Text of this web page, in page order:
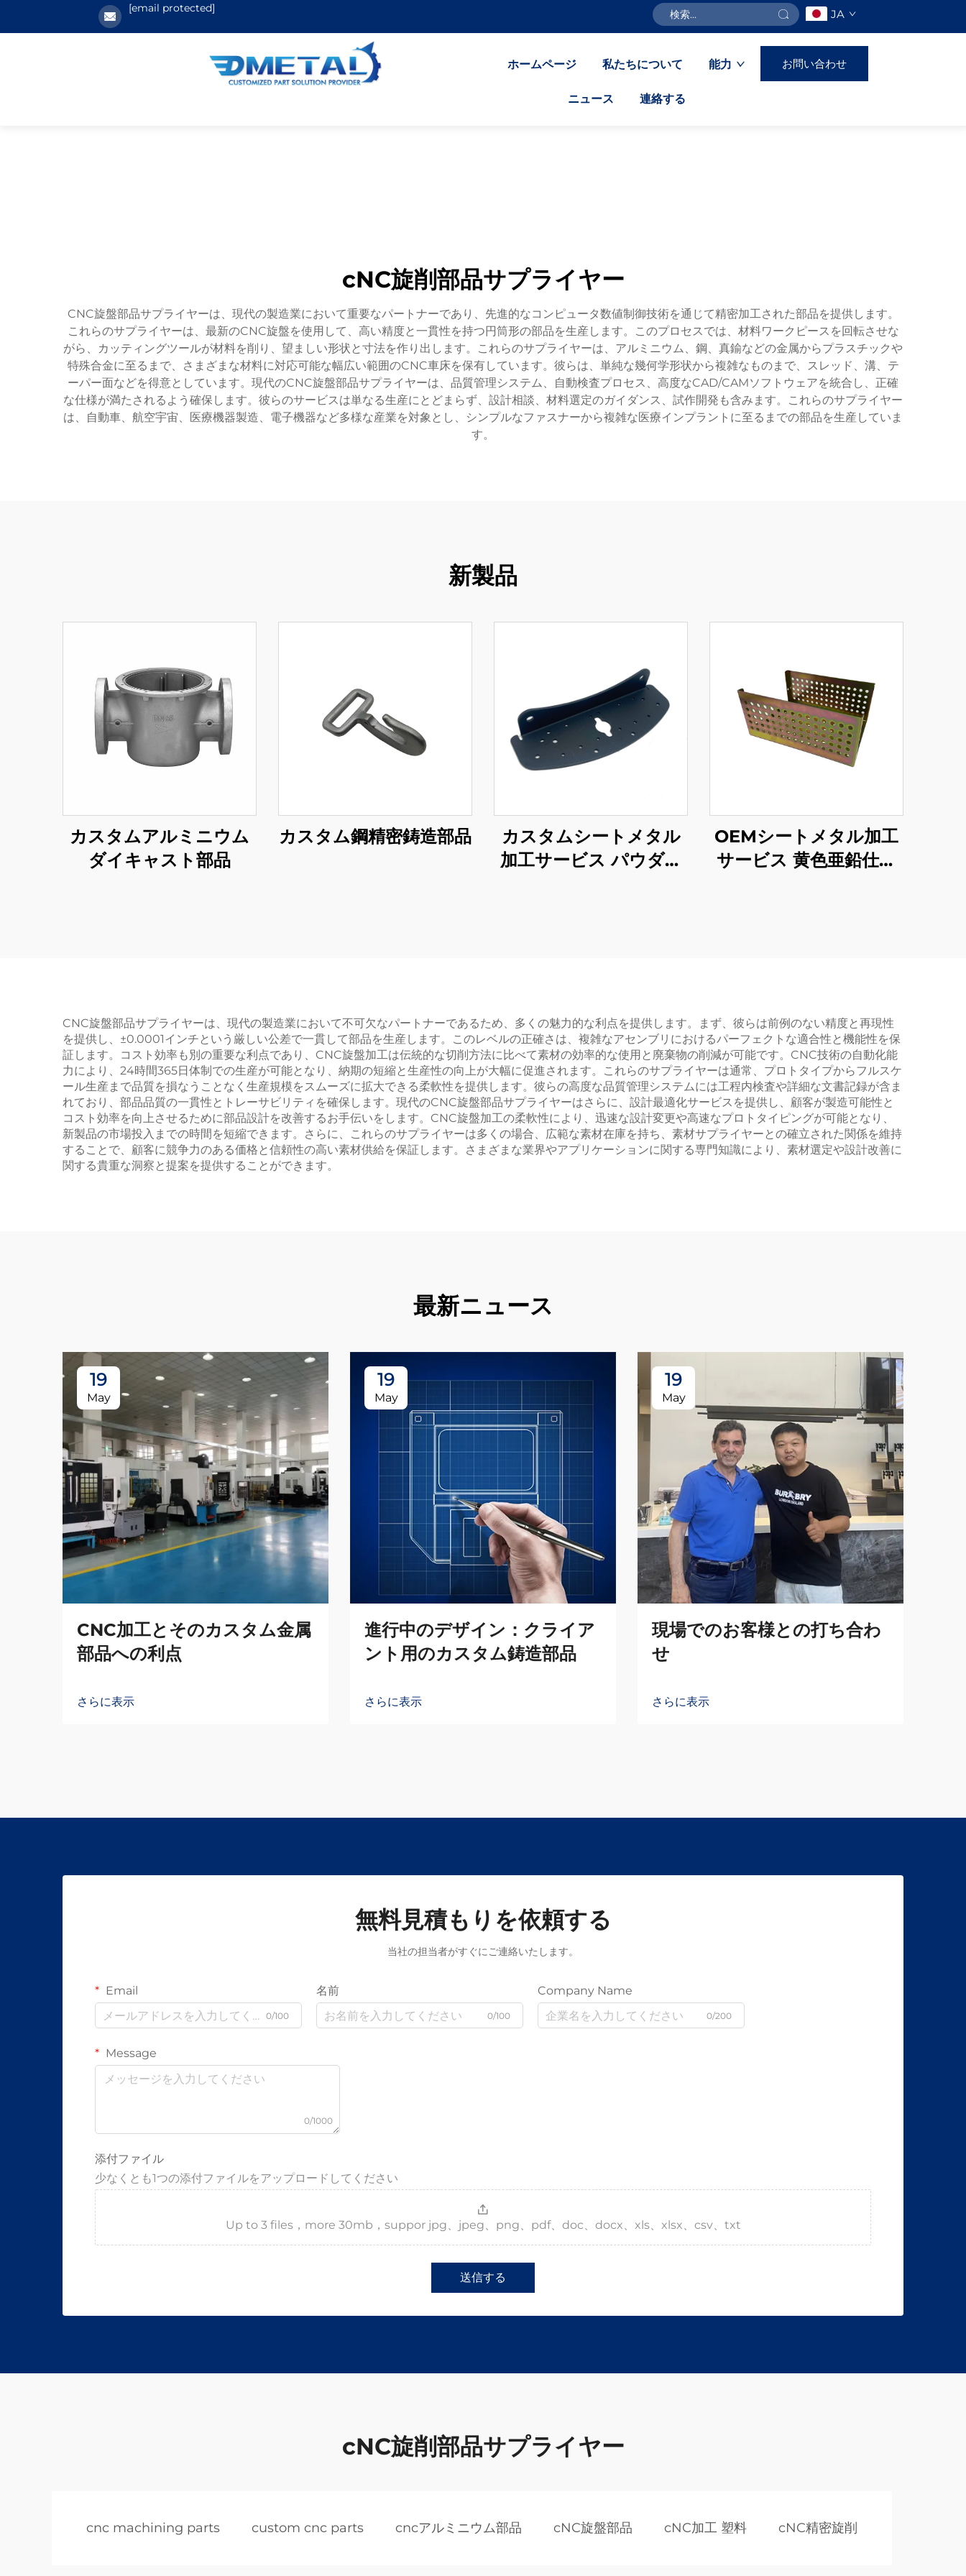
[email protected] JA
ホームページ 私たちについて 能力
ニュース 連絡する
お問い合わせ
cNC旋削部品サプライヤー
CNC旋盤部品サプライヤーは、現代の製造業において重要なパートナーであり、先進的なコンピュータ数値制御技術を通じて精密加工された部品を提供します。
これらのサプライヤーは、最新のCNC旋盤を使用して、高い精度と一貫性を持つ円筒形の部品を生産します。このプロセスでは、材料ワークピースを回転させな
がら、カッティングツールが材料を削り、望ましい形状と寸法を作り出します。これらのサプライヤーは、アルミニウム、鋼、真鍮などの金属からプラスチックや
特殊合金に至るまで、さまざまな材料に対応可能な幅広い範囲のCNC車床を保有しています。彼らは、単純な幾何学形状から複雑なものまで、スレッド、溝、テ
ーパー面などを得意としています。現代のCNC旋盤部品サプライヤーは、品質管理システム、自動検査プロセス、高度なCAD/CAMソフトウェアを統合し、正確
な仕様が満たされるよう確保します。彼らのサービスは単なる生産にとどまらず、設計相談、材料選定のガイダンス、試作開発も含みます。これらのサプライヤー
は、自動車、航空宇宙、医療機器製造、電子機器など多様な産業を対象とし、シンプルなファスナーから複雑な医療インプラントに至るまでの部品を生産していま
す。
新製品
カスタムアルミニウム
ダイキャスト部品
カスタム鋼精密鋳造部品
カスタムシートメタル
加工サービス パウダー
OEMシートメタル加工
サービス 黄色亜鉛仕上
CNC旋盤部品サプライヤーは、現代の製造業において不可欠なパートナーであるため、多くの魅力的な利点を提供します。まず、彼らは前例のない精度と再現性
を提供し、±0.0001インチという厳しい公差で一貫して部品を生産します。このレベルの正確さは、複雑なアセンブリにおけるパーフェクトな適合性と機能性を保
証します。コスト効率も別の重要な利点であり、CNC旋盤加工は伝統的な切削方法に比べて素材の効率的な使用と廃棄物の削減が可能です。CNC技術の自動化能
力により、24時間365日体制での生産が可能となり、納期の短縮と生産性の向上が大幅に促進されます。これらのサプライヤーは通常、プロトタイプからフルスケ
ール生産まで品質を損なうことなく生産規模をスムーズに拡大できる柔軟性を提供します。彼らの高度な品質管理システムには工程内検査や詳細な文書記録が含ま
れており、部品品質の一貫性とトレーサビリティを確保します。現代のCNC旋盤部品サプライヤーはさらに、設計最適化サービスを提供し、顧客が製造可能性と
コスト効率を向上させるために部品設計を改善するお手伝いをします。CNC旋盤加工の柔軟性により、迅速な設計変更や高速なプロトタイピングが可能となり、
新製品の市場投入までの時間を短縮できます。さらに、これらのサプライヤーは多くの場合、広範な素材在庫を持ち、素材サプライヤーとの確立された関係を維持
することで、顧客に競争力のある価格と信頼性の高い素材供給を保証します。さまざまな業界やアプリケーションに関する専門知識により、素材選定や設計改善に
関する貴重な洞察と提案を提供することができます。
最新ニュース
19
May
CNC加工とそのカスタム金属
部品への利点
さらに表示
19
May
進行中のデザイン：クライア
ント用のカスタム鋳造部品
さらに表示
19
May
現場でのお客様との打ち合わ
せ
さらに表示
無料見積もりを依頼する
当社の担当者がすぐにご連絡いたします。
Email
0/100
名前
0/100
Company Name
0/200
Message
0/1000
添付ファイル
少なくとも1つの添付ファイルをアップロードしてください
Up to 3 files，more 30mb，suppor jpg、jpeg、png、pdf、doc、docx、xls、xlsx、csv、txt
送信する
cNC旋削部品サプライヤー
cnc machining parts custom cnc parts cncアルミニウム部品 cNC旋盤部品 cNC加工 塑料 cNC精密旋削